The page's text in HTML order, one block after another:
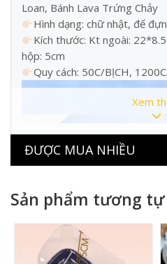
Loan, Bánh Lava Trứng Chảy
Hình dạng: chữ nhật, đế
Kích thước: Kt ngoài:
hộp: 5cm
Quy cách: 50C/BỊCH,
Xem
ĐƯỢC MUA NHIỀU
Sản phẩm tương tự